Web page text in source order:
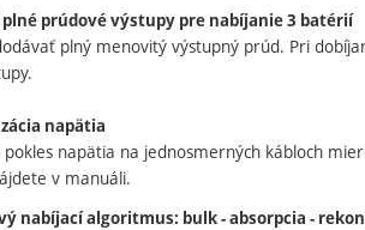
prúdové výstupy pre nabíjanie 3 batérií
plný menovitý výstupný prúd. Pri
napätia
pokles napätia na jednosmerných kábloch
v manuáli.
nabíjací algoritmus: bulk - absorpcia -